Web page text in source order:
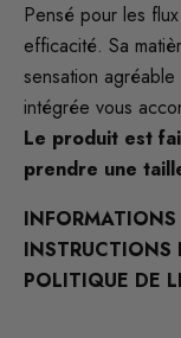
Pensé pour les
efficacité. Sa
sensation
intégrée vous
Le produit est
prendre une
INFORMATIONS
INSTRUCTIONS
POLITIQUE DE